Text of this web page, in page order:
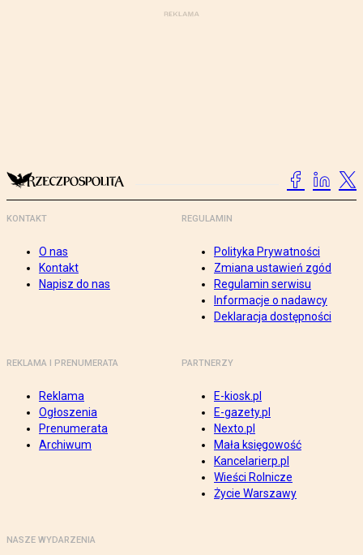
KONTAKT
O nas
Kontakt
Napisz do nas
REGULAMIN
Polityka Prywatności
Zmiana ustawień zgód
Regulamin serwisu
Informacje o nadawcy
Deklaracja dostępności
REKLAMA I PRENUMERATA
Reklama
Ogłoszenia
Prenumerata
Archiwum
PARTNERZY
E-kiosk.pl
E-gazety.pl
Nexto.pl
Mała księgowość
Kancelarierp.pl
Wieści Rolnicze
Życie Warszawy
NASZE WYDARZENIA